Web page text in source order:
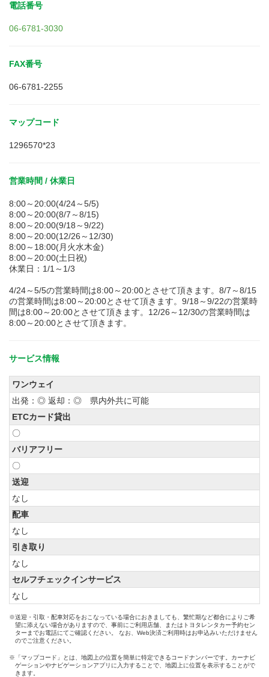
電話番号
06-6781-3030
FAX番号
06-6781-2255
マップコード
1296570*23
営業時間 / 休業日
8:00～20:00(4/24～5/5)
8:00～20:00(8/7～8/15)
8:00～20:00(9/18～9/22)
8:00～20:00(12/26～12/30)
8:00～18:00(月火水木金)
8:00～20:00(土日祝)
休業日：1/1～1/3
4/24～5/5の営業時間は8:00～20:00とさせて頂きます。8/7～8/15
の営業時間は8:00～20:00とさせて頂きます。9/18～9/22の営業時
間は8:00～20:00とさせて頂きます。12/26～12/30の営業時間は
8:00～20:00とさせて頂きます。
サービス情報
ワンウェイ
出発：◎ 返却：◎ 県内外共に可能
ETCカード貸出
〇
バリアフリー
〇
送迎
なし
配車
なし
引き取り
なし
セルフチェックインサービス
なし
※送迎・引取・配車対応をおこなっている場合におきましても、繁忙期など都合によりご希
望に添えない場合がありますので、事前にご利用店舗、またはトヨタレンタカー予約セン
ターまでお電話にてご確認ください。 なお、Web決済ご利用時はお申込みいただけません
のでご注意ください。
※「マップコード」とは、地図上の位置を簡単に特定できるコードナンバーです。カーナビ
ゲーションやナビゲーションアプリに入力することで、地図上に位置を表示することがで
きます。